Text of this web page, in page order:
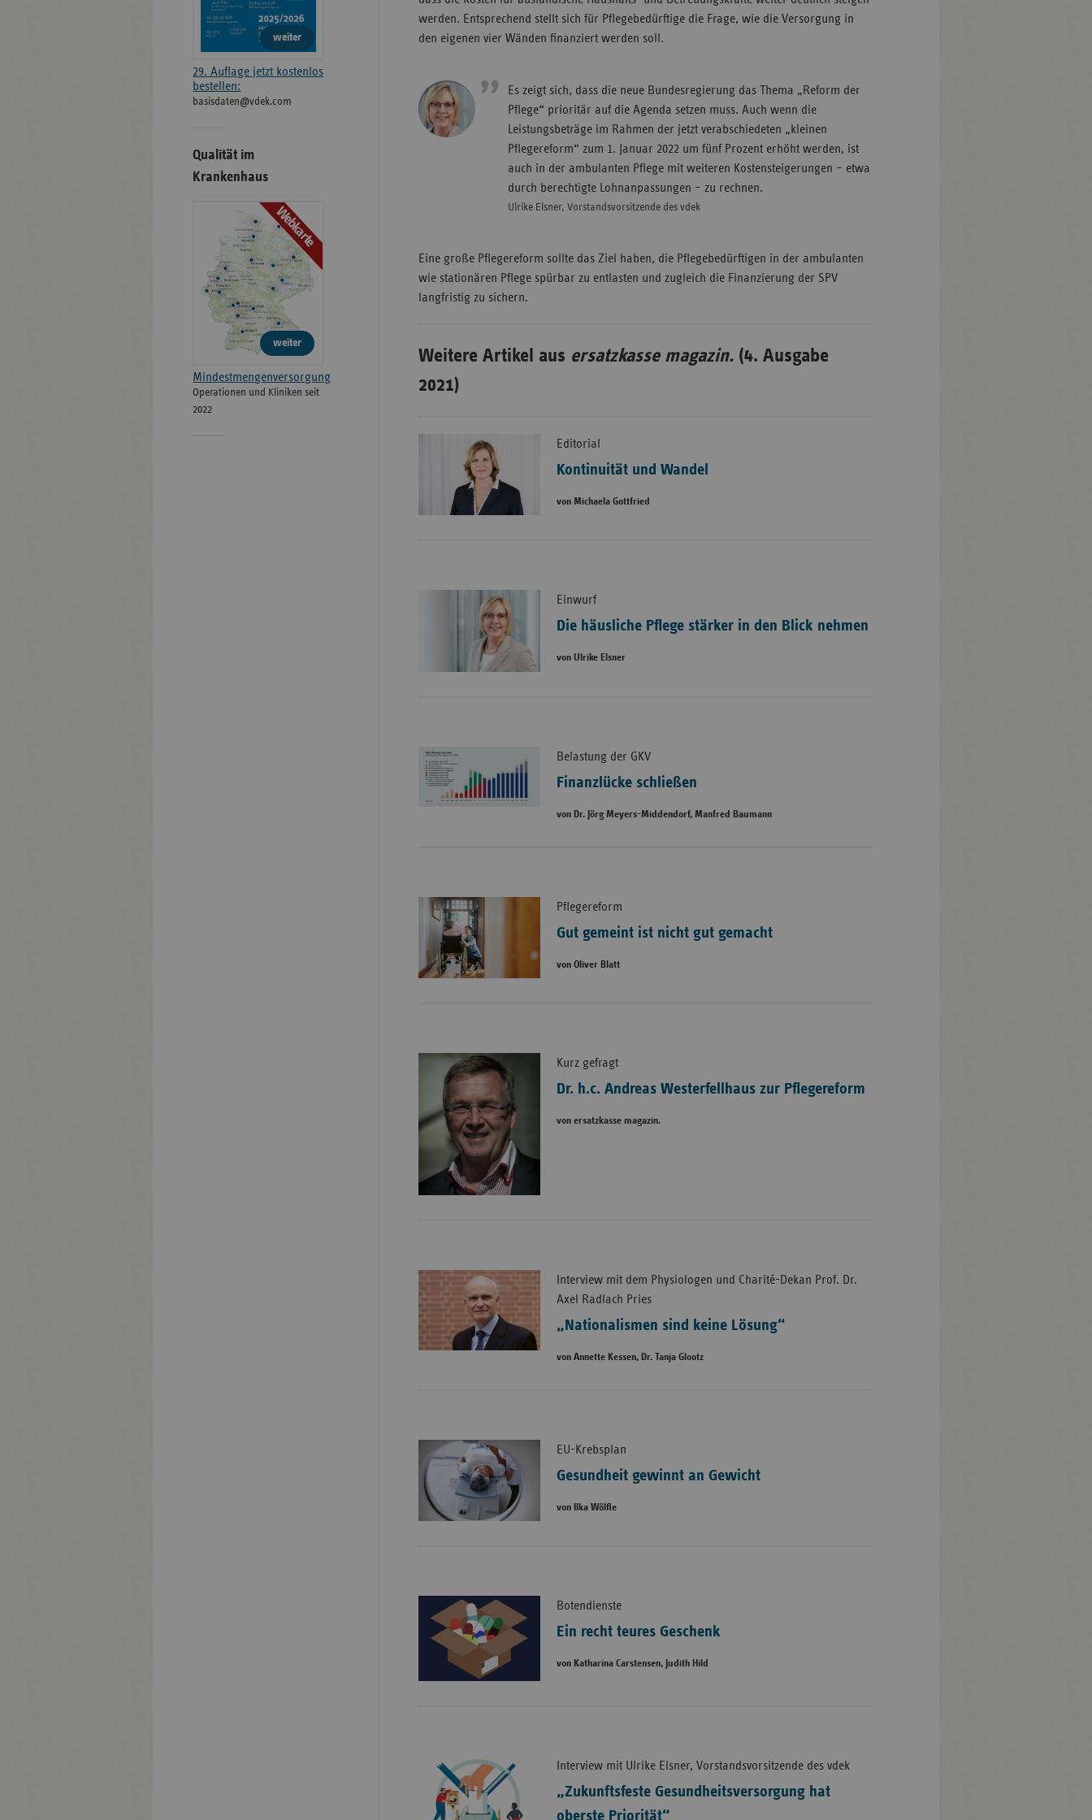
werden. Entsprechend stellt sich für Pflegebedürftige die Frage, wie die Versorgung in
den eigenen vier Wänden finanziert werden soll.
Es zeigt sich, dass die neue Bundesregierung das Thema „Reform der
Pflege“ prioritär auf die Agenda setzen muss. Auch wenn die
Leistungsbeträge im Rahmen der jetzt verabschiedeten „kleinen
Pflegereform“ zum 1. Januar 2022 um fünf Prozent erhöht werden, ist
auch in der ambulanten Pflege mit weiteren Kostensteigerungen – etwa
durch berechtigte Lohnanpassungen – zu rechnen.
Ulrike Elsner, Vorstandsvorsitzende des vdek
Eine große Pflegereform sollte das Ziel haben, die Pflegebedürftigen in der ambulanten
wie stationären Pflege spürbar zu entlasten und zugleich die Finanzierung der SPV
langfristig zu sichern.
Weitere Artikel aus ersatzkasse magazin. (4. Ausgabe
2021)
Editorial
Kontinuität und Wandel
von Michaela Gottfried
Einwurf
Die häusliche Pflege stärker in den Blick nehmen
von Ulrike Elsner
Belastung der GKV
Finanzlücke schließen
von Dr. Jörg Meyers-Middendorf, Manfred Baumann
Pflegereform
Gut gemeint ist nicht gut gemacht
von Oliver Blatt
Kurz gefragt
Dr. h.c. Andreas Westerfellhaus zur Pflegereform
von ersatzkasse magazin.
Interview mit dem Physiologen und Charité-Dekan Prof. Dr.
Axel Radlach Pries
„Nationalismen sind keine Lösung“
von Annette Kessen, Dr. Tanja Glootz
EU-Krebsplan
Gesundheit gewinnt an Gewicht
von Ilka Wölfle
Botendienste
Ein recht teures Geschenk
von Katharina Carstensen, Judith Hild
Interview mit Ulrike Elsner, Vorstandsvorsitzende des vdek
„Zukunftsfeste Gesundheitsversorgung hat
oberste Priorität“
weiter
29. Auflage jetzt kostenlos
bestellen:
basisdaten@vdek.com
Qualität im
Krankenhaus
Webkarte
weiter
Mindestmengenversorgung
Operationen und Kliniken seit
2022